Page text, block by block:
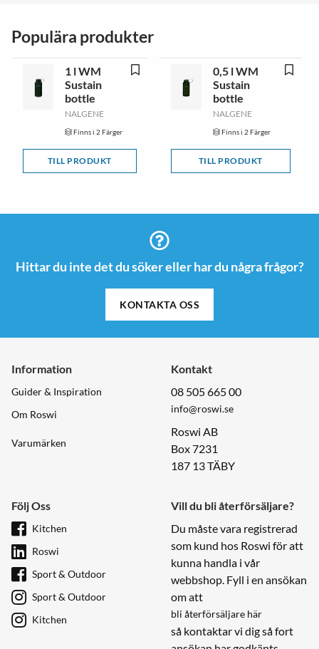
Populära produkter
1 l WM
Sustain
bottle
NALGENE
Finns i 2 Färger
TILL PRODUKT
0,5 l WM
Sustain
bottle
NALGENE
Finns i 2 Färger
TILL PRODUKT
Hittar du inte det du söker eller har du några frågor?
KONTAKTA OSS
Information
Guider & Inspiration
Om Roswi
Varumärken
Kontakt
08 505 665 00
info@roswi.se
Roswi AB
Box 7231
187 13 TÄBY
Följ Oss
Kitchen
Roswi
Sport & Outdoor
Sport & Outdoor
Kitchen
Vill du bli återförsäljare?
Du måste vara registrerad
som kund hos Roswi för att
kunna handla i vår
webbshop. Fyll i en ansökan
om att
bli återförsäljare här
så kontaktar vi dig så fort